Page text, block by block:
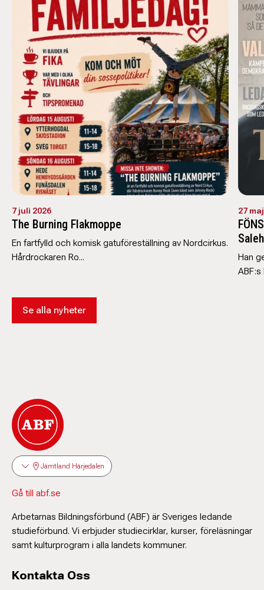
7 juli 2026
The Burning Flakmoppe
En fartfylld och komisk gatuföreställning av Nordcirkus.
Hårdrockaren Ro...
27
Han
ABF:s
Se alla nyheter
Jämtland Härjedalen
Gå till abf.se
Arbetarnas Bildningsförbund (ABF) är Sveriges ledande
studieförbund. Vi erbjuder studiecirklar, kurser, föreläsningar
samt kulturprogram i alla landets kommuner.
Kontakta Oss